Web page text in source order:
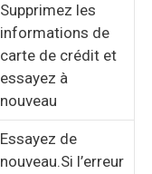
Supprimez les
informations de
carte de crédit et
essayez à
nouveau
Essayez de
nouveau.Si l’erreur